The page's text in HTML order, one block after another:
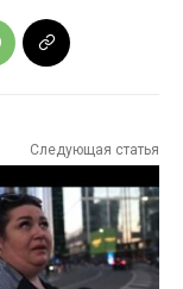
Следующая статья